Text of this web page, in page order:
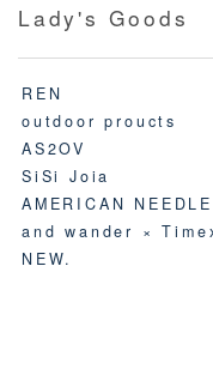
Lady's Goods
REN
outdoor proucts
AS2OV
SiSi Joia
AMERICAN NEEDLE
and wander ×
NEW.